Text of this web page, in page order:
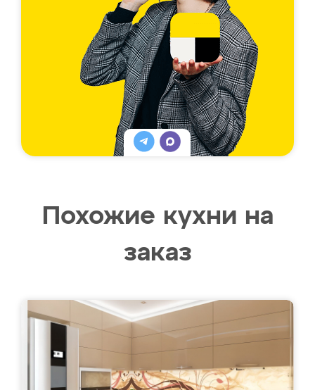
Похожие кухни на
заказ